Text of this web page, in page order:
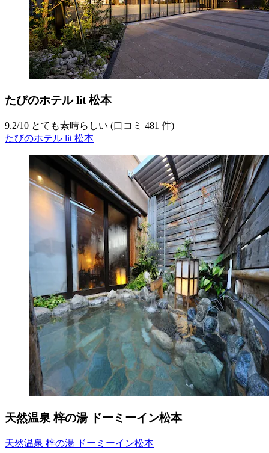
たびのホテル lit 松本
9.2/10 とても素晴らしい (口コミ 481 件)
たびのホテル lit 松本
天然温泉 梓の湯 ドーミーイン松本
天然温泉 梓の湯 ドーミーイン松本